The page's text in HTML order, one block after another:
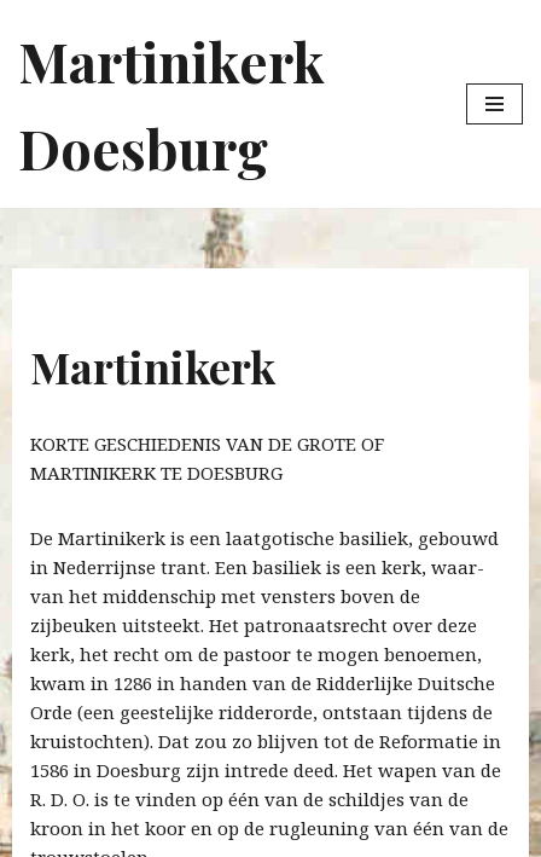
Ga
inhoud
Martinikerk
Doesburg
Martinikerk
KORTE GESCHIEDENIS VAN DE GROTE OF
MARTINIKERK TE DOESBURG
De Martinikerk is een laatgotische basiliek, gebouwd
in Nederrijnse trant. Een basiliek is een kerk, waar-
van het middenschip met vensters boven de
zijbeuken uitsteekt. Het patronaatsrecht over deze
kerk, het recht om de pastoor te mogen benoemen,
kwam in 1286 in handen van de Ridderlijke Duitsche
Orde (een geestelijke ridderorde, ontstaan tijdens de
kruistochten). Dat zou zo blijven tot de Reformatie in
1586 in Doesburg zijn intrede deed. Het wapen van de
R. D. O. is te vinden op één van de schildjes van de
kroon in het koor en op de rugleuning van één van de